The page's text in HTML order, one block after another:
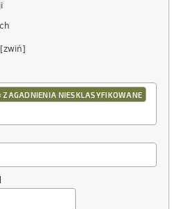
ZAGADNIENIA NIESKLASYFIKOWANE